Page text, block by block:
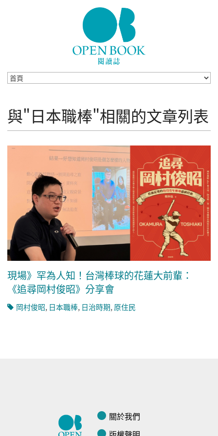
與"日本職棒"相關的文章列表
現場》罕為人知！台灣棒球的花蓮大前輩：
《追尋岡村俊昭》分享會
岡村俊昭, 日本職棒, 日治時期,原住民
關於我們